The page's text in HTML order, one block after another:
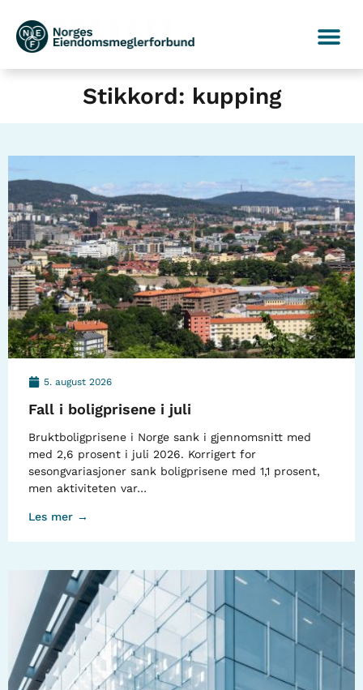
Stikkord: kupping
5. august 2026
Fall i boligprisene i juli
Bruktboligprisene i Norge sank i gjennomsnitt med
med 2,6 prosent i juli 2026. Korrigert for
sesongvariasjoner sank boligprisene med 1,1 prosent,
men aktiviteten var…
Les mer →